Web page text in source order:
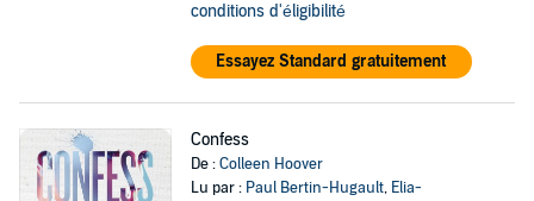
conditions d'éligibilité
Essayez Standard gratuitement
Confess
De :Colleen Hoover
Lu par : Paul Bertin-Hugault, Elia-